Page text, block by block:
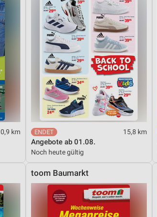
0,9 km 15,8 km
Angebote ab 01.08.
Noch heute gültig
toom Baumarkt